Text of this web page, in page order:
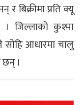
र बिक्रीमा प्रति क्यू
जिल्लाको कुश्मा
आधारमा चालु
।